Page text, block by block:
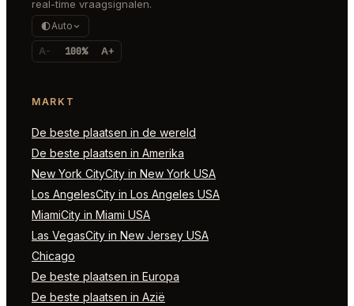
real-time vraagsignalen.
Auto
A- 100% A+
MARKT
De beste plaatsen in de wereld
De beste plaatsen in Amerika
New York CityCity in New York USA
Los AngelesCity in Los Angeles USA
MiamiCity in Miami USA
Las VegasCity in New Jersey USA
Chicago
De beste plaatsen in Europa
De beste plaatsen in Azië